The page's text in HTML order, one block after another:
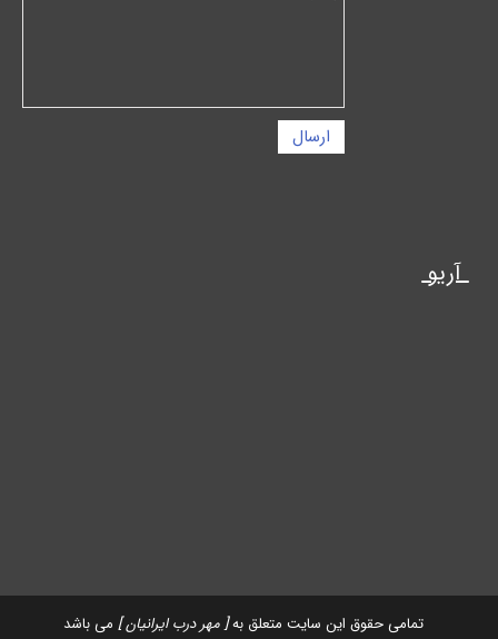
ارسال
تمامی حقوق این سایت متعلق به[ مهر درب ایرانیان ] می باشد
آریو